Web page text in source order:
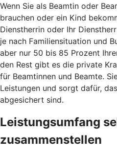
Wenn Sie als Beamtin oder
brauchen oder ein Kind
Dienstherrin oder Ihr
je nach Familiensituation und
aber nur 50 bis 85 Prozent
den Rest gibt es die private
für Beamtinnen und Beamte.
Leistungen und sorgt dafür,
abgesichert sind.
Leistungsumfang
zusammenstellen